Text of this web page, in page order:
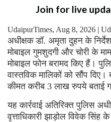
Join for live
UdaipurTimes, Aug 8, 2026 |
अधीक्षक डॉ. अमृता दुहन के
मोबाइल गुमशुदगी और चोरी के
मोबाइल फोन बरामद किए हैं।
वास्तविक मालिकों को सौंप दिए।
कीमत करीब 3 लाख रुपये बताई
यह कार्रवाई अतिरिक्त पुलिस
वृत्ताधिकारी झाड़ोल विवेक सिंह